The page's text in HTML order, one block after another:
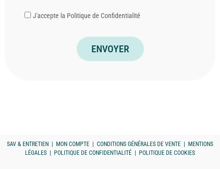
J'accepte la Politique de Confidentialité
ENVOYER
SAV & ENTRETIEN MON COMPTE CONDITIONS GÉNÉRALES DE VENTE
MENTIONS
LÉGALES
POLITIQUE DE CONFIDENTIALITÉ POLITIQUE DE COOKIES